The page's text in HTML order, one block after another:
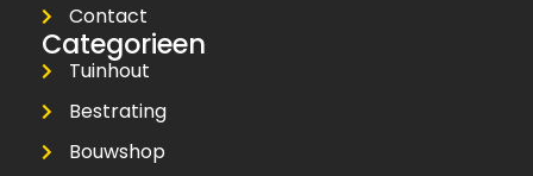
Contact
Categorieen
Tuinhout
Bestrating
Bouwshop